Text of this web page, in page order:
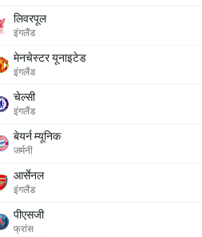
लिवरपूल
इंगलैंड
मेनचेस्टर यूनाइटेड
इंगलैंड
चेल्सी
इंगलैंड
बेयर्न म्यूनिक
जर्मनी
आर्सेनल
इंगलैंड
पीएसजी
फ्रांस